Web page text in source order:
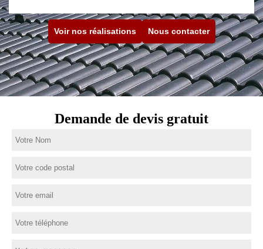
Voir nos réalisations Nous contacter
Demande de devis gratuit